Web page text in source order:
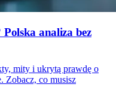
analiza bez
mity i ukrytą prawdę o
Zobacz, co musisz